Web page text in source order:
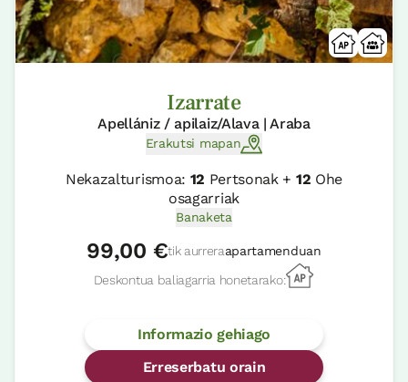
Izarrate
Apellániz / apilaiz/Alava | Araba
Erakutsi mapan
Nekazalturismoa: 12 Pertsonak + 12 Ohe
osagarriak
Banaketa
99,00 €tik aurreraapartamenduan
Deskontua baliagarria honetarako:
Informazio gehiago
Erreserbatu orain